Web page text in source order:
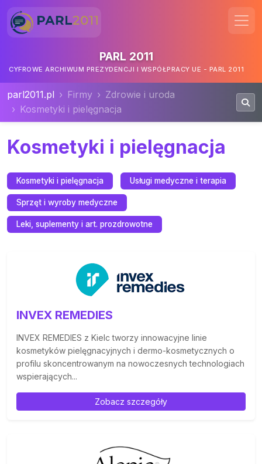
PARL 2011
CYFROWE ARCHIWUM PREZYDENCJI I WSPÓŁPRACY UE - PARL 2011
parl2011.pl Firmy
Zdrowie i uroda
Kosmetyki i pielęgnacja
Kosmetyki i pielęgnacja
Kosmetyki i pielęgnacja Usługi medyczne i terapia
Sprzęt i wyroby medyczne
Leki, suplementy i art. prozdrowotne
INVEX REMEDIES
INVEX REMEDIES z Kielc tworzy innowacyjne linie
kosmetyków pielęgnacyjnych i dermo-kosmetycznych o
profilu skoncentrowanym na nowoczesnych technologiach
wspierających...
Zobacz szczegóły